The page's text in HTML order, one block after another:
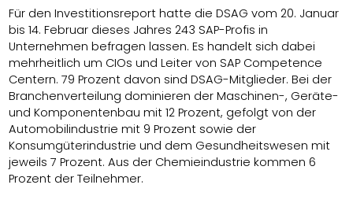
Für den Investitionsreport hatte die DSAG vom 20. Januar
bis 14. Februar dieses Jahres 243 SAP-Profis in
Unternehmen befragen lassen. Es handelt sich dabei
mehrheitlich um CIOs und Leiter von SAP Competence
Centern. 79 Prozent davon sind DSAG-Mitglieder. Bei der
Branchenverteilung dominieren der Maschinen-, Geräte-
und Komponentenbau mit 12 Prozent, gefolgt von der
Automobilindustrie mit 9 Prozent sowie der
Konsumgüterindustrie und dem Gesundheitswesen mit
jeweils 7 Prozent. Aus der Chemieindustrie kommen 6
Prozent der Teilnehmer.